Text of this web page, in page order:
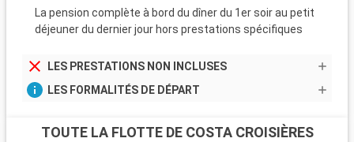
La pension complète à bord du dîner du 1er soir au petit
déjeuner du dernier jour hors prestations spécifiques
LES PRESTATIONS NON INCLUSES
LES FORMALITÉS DE DÉPART
TOUTE LA FLOTTE DE COSTA CROISIÈRES